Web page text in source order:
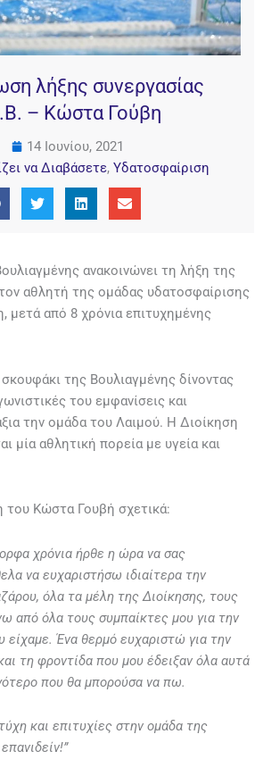
λήξης συνεργασίας
– Κώστα Γούβη
14 Ιουνίου, 2021
να Διαβάσετε, Υδατοσφαίριση
ανακοινώνει τη λήξη της
αθλητή της ομάδας υδατοσφαίρισης
από 8 χρόνια επιτυχημένης
της Βουλιαγμένης δίνοντας
του εμφανίσεις και
την ομάδα του Λαιμού. Η Διοίκηση
μία αθλητική πορεία με υγεία και
Κώστα Γουβή σχετικά:
χρόνια ήρθε η ώρα να σας
να ευχαριστήσω ιδιαίτερα την
όλα τα μέλη της Διοίκησης, τους
από όλα τους συμπαίκτες μου για την
είχαμε. Ένα θερμό ευχαριστώ για την
τη φροντίδα που μου έδειξαν όλα αυτά
που θα μπορούσα να πω.
και επιτυχίες στην ομάδα της